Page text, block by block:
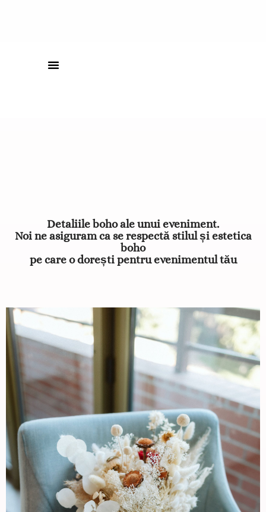
Detaliile boho ale unui eveniment.
Noi ne asiguram ca se respectă stilul și estetica
boho
pe care o dorești pentru evenimentul tău